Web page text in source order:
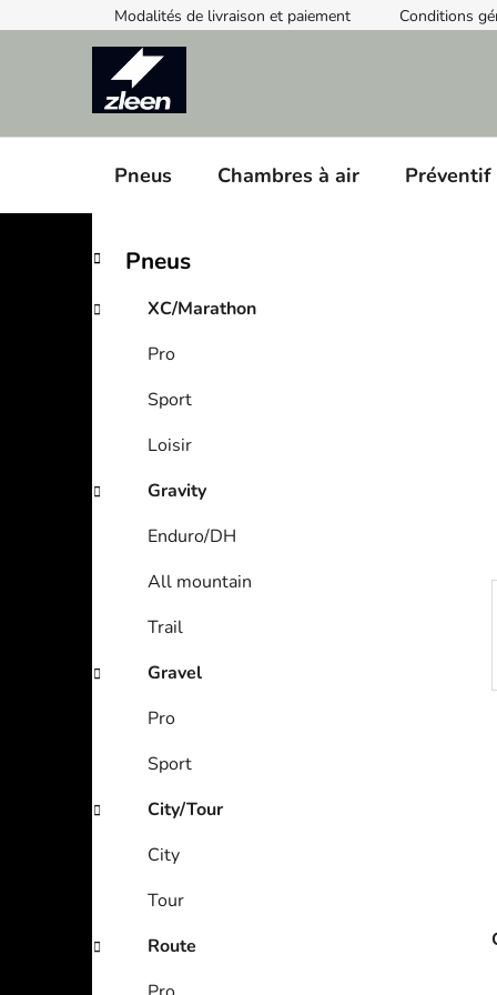
to
Modalités de livraison et paiement Conditions
Pneus Chambres à air Préventif
S
d
Skip
categories
C
a
e
Pneus
XC/Marathon
Pro
Sport
Loisir
Gravity
Enduro/DH
All mountain
Trail
Gravel
Pro
Sport
City/Tour
City
Tour
Route